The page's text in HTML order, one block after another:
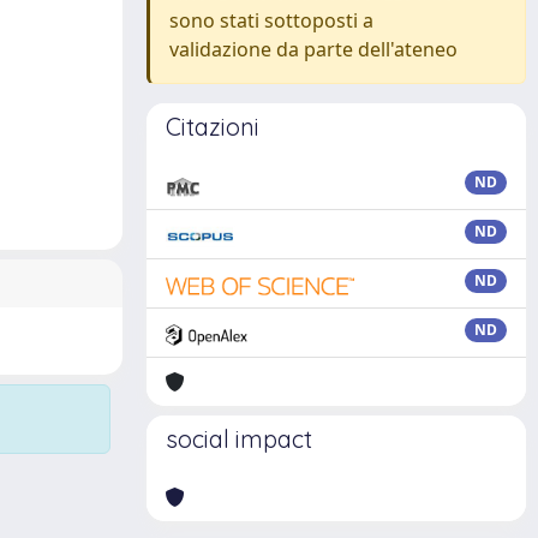
sono stati sottoposti a
validazione da parte dell'ateneo
Citazioni
ND
ND
ND
ND
social impact